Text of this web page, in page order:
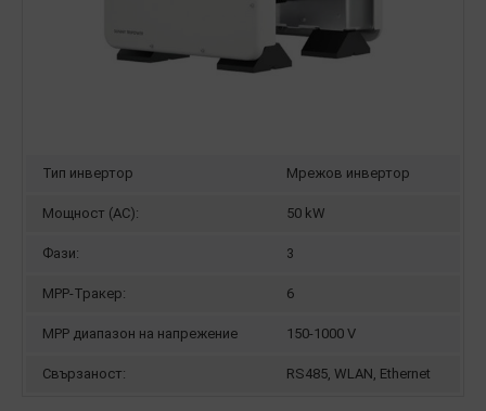
Тип инвертор Мрежов инвертор
Мощност (AC): 50 kW
Фази: 3
MPP-Тракер: 6
MPP диапазон на напрежение 150-1000 V
Свързаност: RS485, WLAN, Ethernet